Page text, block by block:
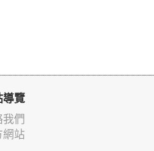
導覽
我們
網站